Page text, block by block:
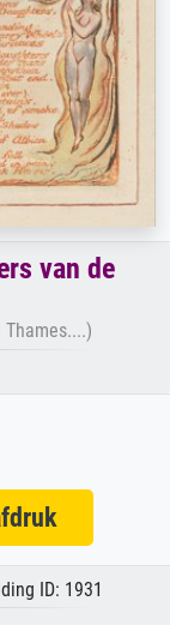
van de
ID: 1931